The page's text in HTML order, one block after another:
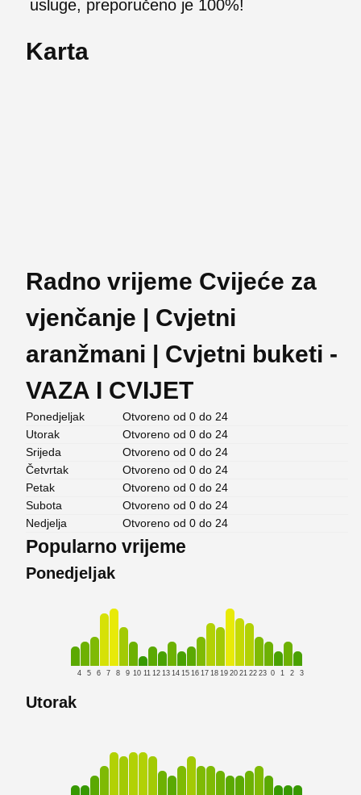
usluge, preporučeno je 100%!
Karta
Radno vrijeme Cvijeće za
vjenčanje | Cvjetni
aranžmani | Cvjetni buketi -
VAZA I CVIJET
Ponedjeljak
Otvoreno od 0 do 24
Utorak
Otvoreno od 0 do 24
Srijeda
Otvoreno od 0 do 24
Četvrtak
Otvoreno od 0 do 24
Petak
Otvoreno od 0 do 24
Subota
Otvoreno od 0 do 24
Nedjelja
Otvoreno od 0 do 24
Popularno vrijeme
Ponedjeljak
4 5 6 7 8 9 10 11 12 13 14 15 16 17 18 19 20 21 22 23 0 1 2 3
Utorak